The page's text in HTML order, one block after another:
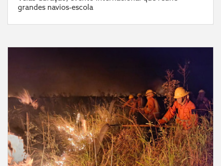
grandes navios-escola